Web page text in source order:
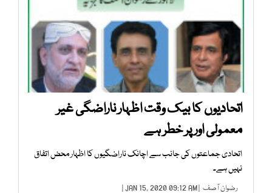
اتحادیوں کا بیک وقت اظہار ناراضگی غیر
معمولی اور پر خطر ہے
اتحادی جماعتوں کی جانب سے اچانک ناراضگیوں کا اظہار محض اتفاق
نہیں ہے۔
رضوان آصف | JAN 15, 2020 09:12 AM |